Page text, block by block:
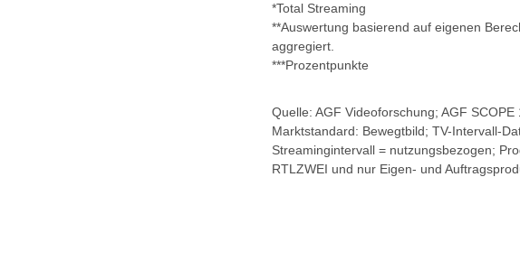
*Total Streaming
**Auswertung basierend auf eigenen
aggregiert.
***Prozentpunkte
Quelle: AGF Videoforschung; AGF
Marktstandard: Bewegtbild; TV-Intervall-
Streamingintervall = nutzungsbezogen;
RTLZWEI und nur Eigen- und